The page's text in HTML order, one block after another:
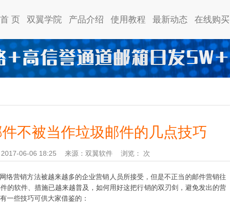
首 页 双翼学院 产品介绍 使用教程 最新动态 在线购买
不被当作垃圾邮件的几点技巧
06-06 18:25 来源：双翼软件 浏览： 次
络营销方法被越来越多的企业营销人员所接受，但是不正当的邮件营销往
的软件、措施已越来越普及，如何用好这把行销的双刃剑，避免发出的营
一些技巧可供大家借鉴的：